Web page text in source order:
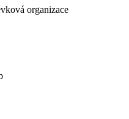
organizace